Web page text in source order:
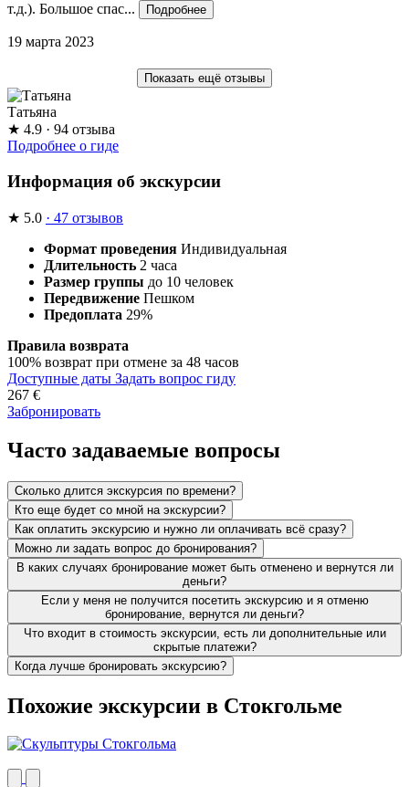
т.д.). Большое спас... Подробнее
19 марта 2023
Показать ещё отзывы
Татьяна
★ 4.9 · 94 отзыва
Подробнее о гиде
Информация об экскурсии
★ 5.0 · 47 отзывов
Формат проведения Индивидуальная
Длительность 2 часа
Размер группы до 10 человек
Передвижение Пешком
Предоплата 29%
Правила возврата
100% возврат при отмене за 48 часов
Доступные даты Задать вопрос гиду
267 €
Забронировать
Часто задаваемые вопросы
Сколько длится экскурсия по времени?
Кто еще будет со мной на экскурсии?
Как оплатить экскурсию и нужно ли оплачивать всё сразу?
Можно ли задать вопрос до бронирования?
В каких случаях бронирование может быть отменено и вернутся ли
деньги?
Если у меня не получится посетить экскурсию и я отменю
бронирование, вернутся ли деньги?
Что входит в стоимость экскурсии, есть ли дополнительные или
скрытые платежи?
Когда лучше бронировать экскурсию?
Похожие экскурсии в Стокгольме